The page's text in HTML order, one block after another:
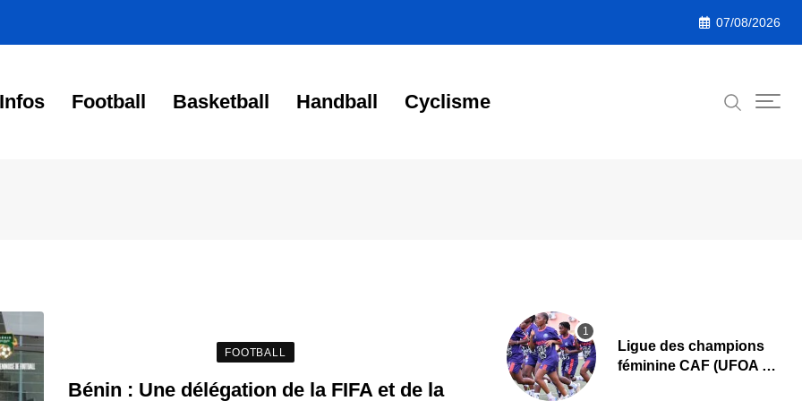
07/08/2026
Infos Football Basketball Handball Cyclisme
FOOTBALL
Bénin : Une délégation de la FIFA et de la
Ligue des champions
féminine CAF (UFOA A)